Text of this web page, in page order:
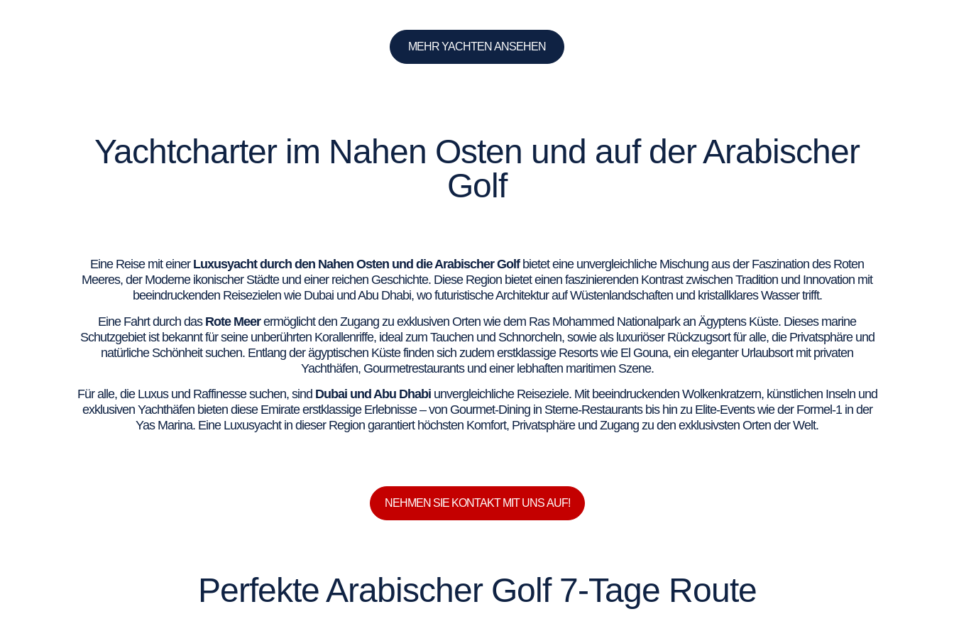
MEHR YACHTEN ANSEHEN
Yachtcharter im Nahen Osten und auf der Arabischer
Golf
Eine Reise mit einer Luxusyacht durch den Nahen Osten und die Arabischer Golfbietet eine unvergleichliche Mischung aus der Faszination des Roten
Meeres, der Moderne ikonischer Städte und einer reichen Geschichte. Diese Region bietet einen faszinierenden Kontrast zwischen Tradition und Innovation mit
beeindruckenden Reisezielen wie Dubai und Abu Dhabi, wo futuristische Architektur auf Wüstenlandschaften und kristallklares Wasser trifft.
Eine Fahrt durch das Rote Meerermöglicht den Zugang zu exklusiven Orten wie dem Ras Mohammed Nationalpark an Ägyptens Küste. Dieses marine
Schutzgebiet ist bekannt für seine unberührten Korallenriffe, ideal zum Tauchen und Schnorcheln, sowie als luxuriöser Rückzugsort für alle, die Privatsphäre und
natürliche Schönheit suchen. Entlang der ägyptischen Küste finden sich zudem erstklassige Resorts wie El Gouna, ein eleganter Urlaubsort mit privaten
Yachthäfen, Gourmetrestaurants und einer lebhaften maritimen Szene.
Für alle, die Luxus und Raffinesse suchen, sind Dubai und Abu Dhabiunvergleichliche Reiseziele. Mit beeindruckenden Wolkenkratzern, künstlichen Inseln und
exklusiven Yachthäfen bieten diese Emirate erstklassige Erlebnisse – von Gourmet-Dining in Sterne-Restaurants bis hin zu Elite-Events wie der Formel-1 in der
Yas Marina. Eine Luxusyacht in dieser Region garantiert höchsten Komfort, Privatsphäre und Zugang zu den exklusivsten Orten der Welt.
NEHMEN SIE KONTAKT MIT UNS AUF!
Perfekte Arabischer Golf​ 7-Tage Route